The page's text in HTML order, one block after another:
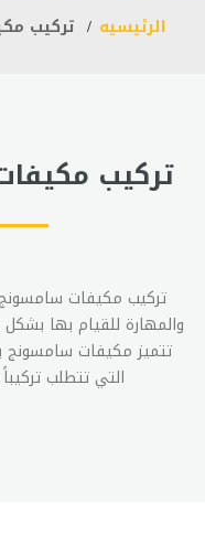
الرئيسيه تركيب
تركيب
تركيب مكيفات
والمهارة للقيام بها
تتميز مكيفات سامسونج
التي تتطلب